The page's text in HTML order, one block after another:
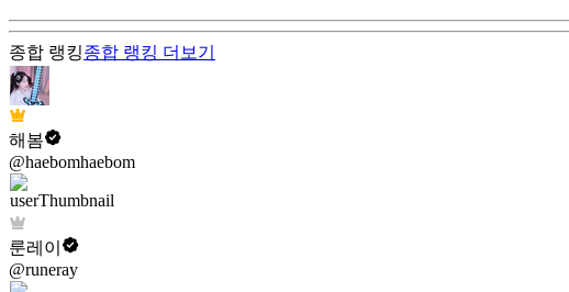
종합 랭킹종합 랭킹 더보기
해봄
@haebomhaebom
룬레이
@runeray